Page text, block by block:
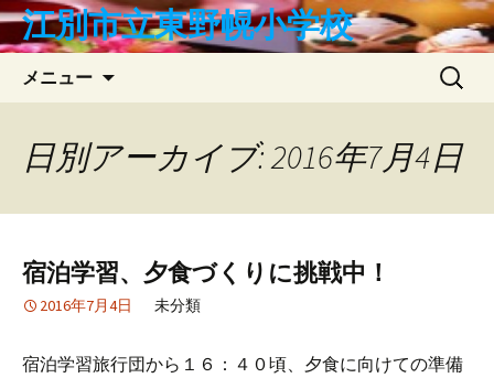
コ
ン 江別市立東野幌小学校
メニュー
検
索:
日別アーカイブ: 2016年7月4日
宿泊学習、夕食づくりに挑戦中！
2016年7月4日 未分類
宿泊学習旅行団から１６：４０頃、夕食に向けての準備